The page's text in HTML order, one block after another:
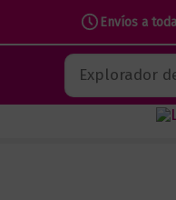
Envíos a
contenido
Buscar